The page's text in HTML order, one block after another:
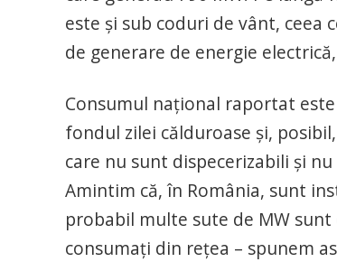
este și sub coduri de vânt, ceea
de generare de energie
Consumul național raportat
fondul zilei călduroase și,
care nu sunt dispecerizabili și
Amintim că, în România, sunt
probabil multe sute de MW
consumați din rețea – spunem